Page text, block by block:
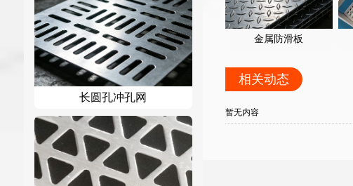
长圆孔冲孔网
金属防滑板
相关动态
暂无内容